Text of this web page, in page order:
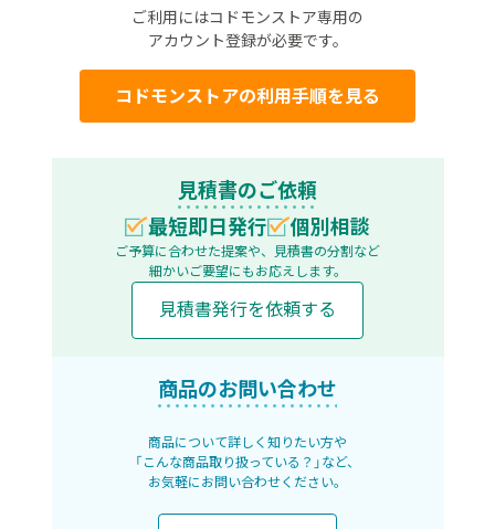
ご利用にはコドモンストア専用の
アカウント登録が必要です。
コドモンストアの利用手順を見る
見積書のご依頼
最短即日発行
個別相談
ご予算に合わせた提案や、見積書の分割など
細かいご要望にもお応えします。
見積書発行を依頼する
商品のお問い合わせ
商品について詳しく知りたい方や
「こんな商品取り扱っている？」など、
お気軽にお問い合わせください。